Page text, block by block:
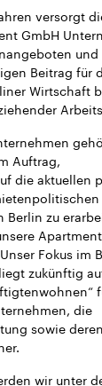
versorgt
GmbH
Beitrag für
Wirtschaft
Auftrag,
die aktuellen
Berlin zu
Fokus im
zukünftig
die
sowie deren
wir unter